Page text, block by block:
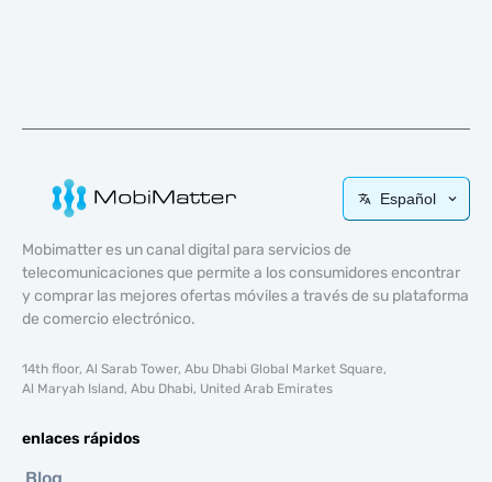
Español
Mobimatter es un canal digital para servicios de
telecomunicaciones que permite a los consumidores encontrar
y comprar las mejores ofertas móviles a través de su plataforma
de comercio electrónico.
14th floor, Al Sarab Tower, Abu Dhabi Global Market Square,
Al Maryah Island, Abu Dhabi, United Arab Emirates
enlaces rápidos